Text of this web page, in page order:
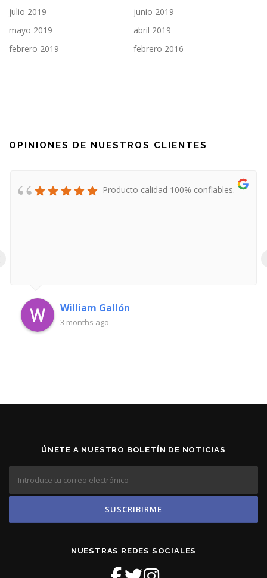
julio 2019
junio 2019
mayo 2019
abril 2019
febrero 2019
febrero 2016
OPINIONES DE NUESTROS CLIENTES
Producto calidad 100% confiables.
William Gallón
3 months ago
ÚNETE A NUESTRO BOLETÍN DE NOTICIAS
NUESTRAS REDES SOCIALES